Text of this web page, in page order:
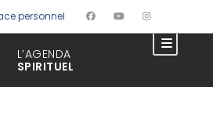
personnel
L’AGENDA
SPIRITUEL